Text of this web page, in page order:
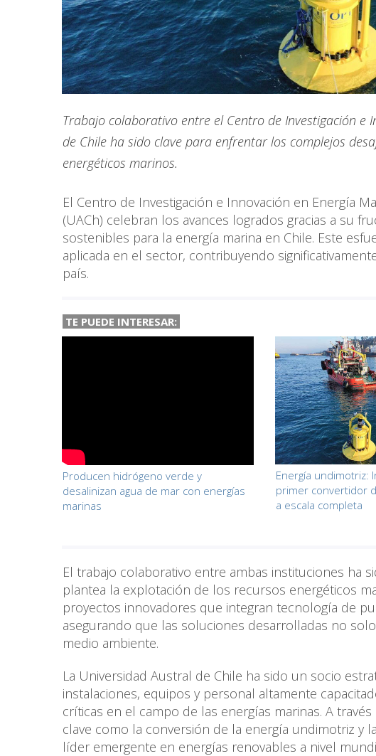
Trabajo colaborativo entre el Centro de Investigación
de Chile ha sido clave para enfrentar los complejos
energéticos marinos.
El Centro de Investigación e Innovación en Energía
(UACh) celebran los avances logrados gracias a su
sostenibles para la energía marina en Chile. Este
aplicada en el sector, contribuyendo
país.
TE PUEDE INTERESAR:
Producen hidrógeno verde y
desalinizan agua de mar con energías
marinas
Energía undimotriz:
primer convertidor
a escala completa
El trabajo colaborativo entre ambas instituciones ha
plantea la explotación de los recursos energéticos
proyectos innovadores que integran tecnología de
asegurando que las soluciones desarrolladas no
medio ambiente.
La Universidad Austral de Chile ha sido un socio
instalaciones, equipos y personal altamente
críticas en el campo de las energías marinas. A
clave como la conversión de la energía undimotriz y
líder emergente en energías renovables a nivel